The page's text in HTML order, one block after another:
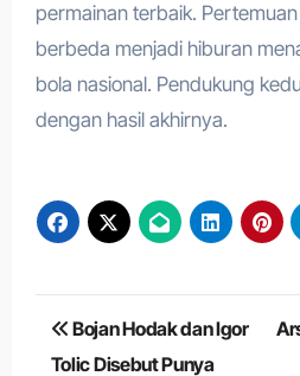
permainan terbaik.
berbeda menjadi hiburan
bola nasional. Pendukung
dengan hasil akhirnya.
Navigasi
pos
Bojan Hodak dan Igor
Tolic Disebut Punya